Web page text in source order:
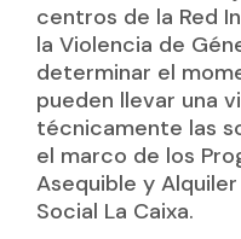
centros de la Red
la Violencia de
determinar el
pueden llevar una
técnicamente las
el marco de los
Asequible y
Social La Caixa.